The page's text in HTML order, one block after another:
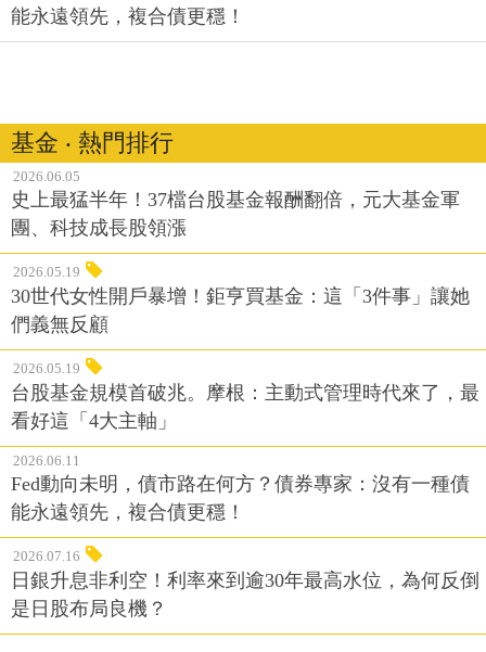
能永遠領先，複合債更穩！
基金 ‧ 熱門排行
2026.06.05
史上最猛半年！37檔台股基金報酬翻倍，元大基金軍
團、科技成長股領漲
2026.05.19
30世代女性開戶暴增！鉅亨買基金：這「3件事」讓她
們義無反顧
2026.05.19
台股基金規模首破兆。摩根：主動式管理時代來了，最
看好這「4大主軸」
2026.06.11
Fed動向未明，債市路在何方？債券專家：沒有一種債
能永遠領先，複合債更穩！
2026.07.16
日銀升息非利空！利率來到逾30年最高水位，為何反倒
是日股布局良機？